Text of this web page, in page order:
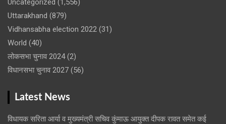
Uncategorized (1,556)
Uttarakhand (879)
Vidhansabha election 2022 (31)
World (40)
लोकसभा चुनाव 2024(2)
विधानसभा चुनाव 2027 (56)
Latest News
विधायक सरिता आर्या व मुख्यमंत्री सचिव कुंमाऊ आयुक्त दीपक रावत समेत कई